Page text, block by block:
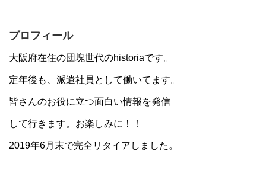
プロフィール
大阪府在住の団塊世代のhistoriaです。
定年後も、派遣社員として働いてます。
皆さんのお役に立つ面白い情報を発信
して行きます。お楽しみに！！
2019年6月末で完全リタイアしました。